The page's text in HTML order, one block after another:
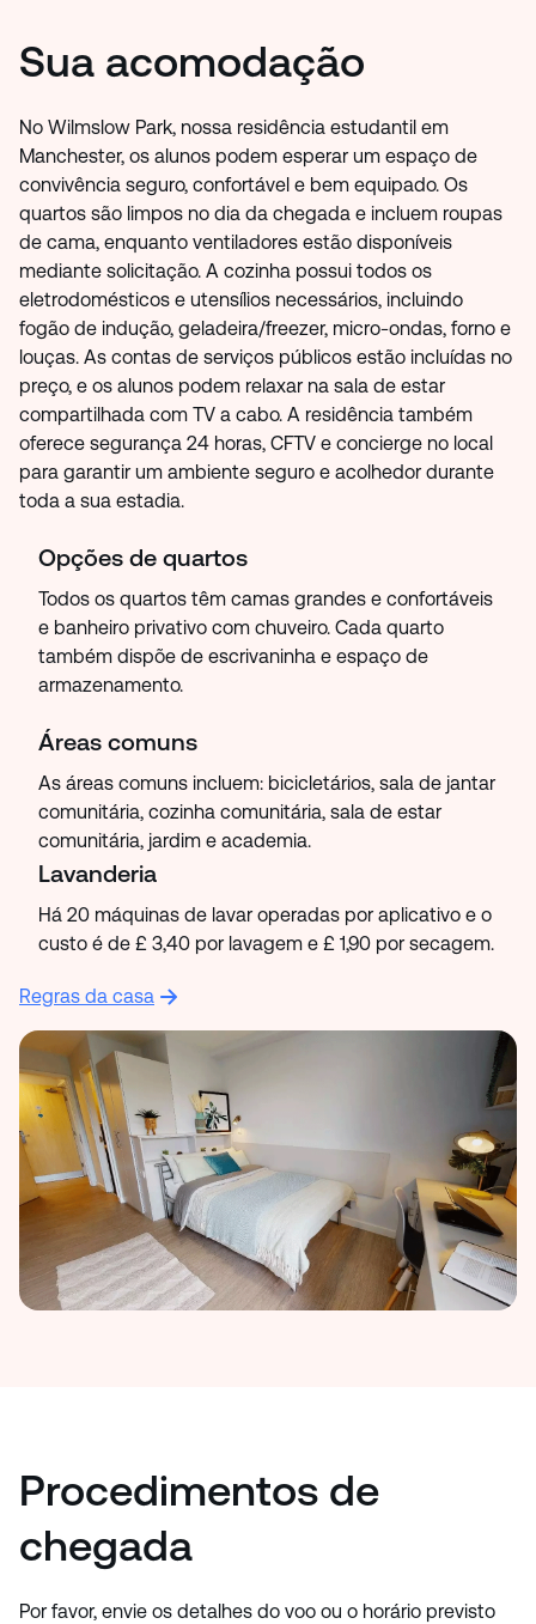
Sua acomodação
No Wilmslow Park, nossa residência estudantil em
Manchester, os alunos podem esperar um espaço de
convivência seguro, confortável e bem equipado. Os
quartos são limpos no dia da chegada e incluem roupas
de cama, enquanto ventiladores estão disponíveis
mediante solicitação. A cozinha possui todos os
eletrodomésticos e utensílios necessários, incluindo
fogão de indução, geladeira/freezer, micro-ondas, forno e
louças. As contas de serviços públicos estão incluídas no
preço, e os alunos podem relaxar na sala de estar
compartilhada com TV a cabo. A residência também
oferece segurança 24 horas, CFTV e concierge no local
para garantir um ambiente seguro e acolhedor durante
toda a sua estadia.
Opções de quartos
Todos os quartos têm camas grandes e confortáveis ​​
e banheiro privativo com chuveiro. Cada quarto
também dispõe de escrivaninha e espaço de
armazenamento.
Áreas comuns
As áreas comuns incluem: bicicletários, sala de jantar
comunitária, cozinha comunitária, sala de estar
comunitária, jardim e academia.
Lavanderia
Há 20 máquinas de lavar operadas por aplicativo e o
custo é de £ 3,40 por lavagem e £ 1,90 por secagem.
Regras da casa
Procedimentos de
chegada
Por favor, envie os detalhes do voo ou o horário previsto